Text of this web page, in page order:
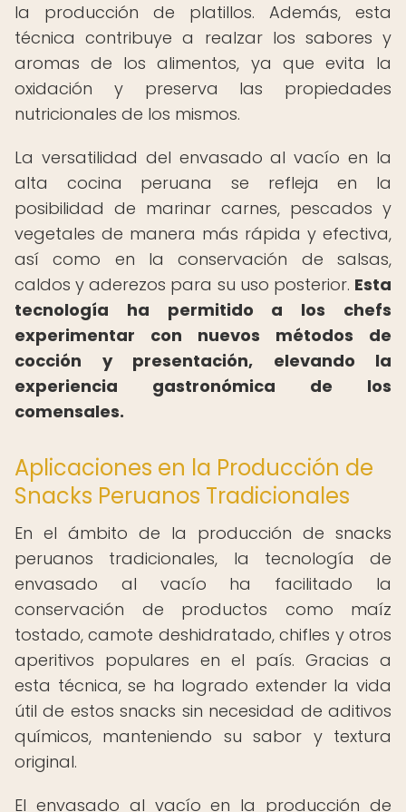
la producción de platillos. Además, esta
técnica contribuye a realzar los sabores y
aromas de los alimentos, ya que evita la
oxidación y preserva las propiedades
nutricionales de los mismos.
La versatilidad del envasado al vacío en la
alta cocina peruana se refleja en la
posibilidad de marinar carnes, pescados y
vegetales de manera más rápida y efectiva,
así como en la conservación de salsas,
caldos y aderezos para su uso posterior. Esta
tecnología ha permitido a los chefs
experimentar con nuevos métodos de
cocción y presentación, elevando la
experiencia gastronómica de los
comensales.
Aplicaciones en la Producción de
Snacks Peruanos Tradicionales
En el ámbito de la producción de snacks
peruanos tradicionales, la tecnología de
envasado al vacío ha facilitado la
conservación de productos como maíz
tostado, camote deshidratado, chifles y otros
aperitivos populares en el país. Gracias a
esta técnica, se ha logrado extender la vida
útil de estos snacks sin necesidad de aditivos
químicos, manteniendo su sabor y textura
original.
El envasado al vacío en la producción de